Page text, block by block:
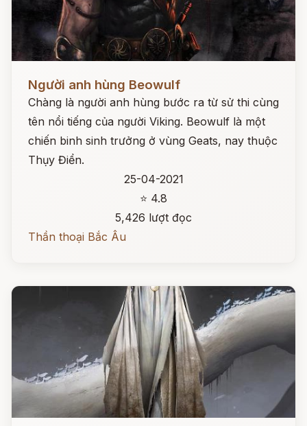
Người anh hùng Beowulf
Chàng là người anh hùng bước ra từ sử thi cùng
tên nổi tiếng của người Viking. Beowulf là một
chiến binh sinh trưởng ở vùng Geats, nay thuộc
Thụy Điển.
25-04-2021
⭐ 4.8
5,426 lượt đọc
Thần thoại Bắc Âu